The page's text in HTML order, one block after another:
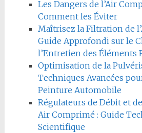
Les Dangers de l’Air
Comment les Éviter
Maîtrisez la Filtration de
Guide Approfondi sur le
l’Entretien des Éléments
Optimisation de la
Techniques Avancées
Peinture Automobile
Régulateurs de Débit et
Air Comprimé : Guide
Scientifique